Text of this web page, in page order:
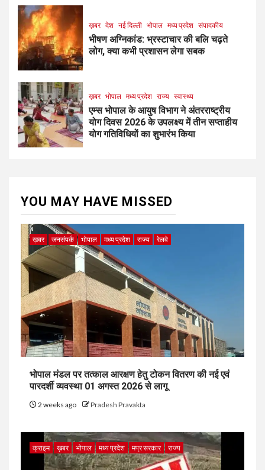
ख़बर देश नई दिल्ली भोपाल मध्य प्रदेश संपादकीय
भीषण अग्निकांड: भ्रस्टाचार की बलि चढ़ते
लोग, क्या कभी प्रशासन लेगा सबक
ख़बर भोपाल मध्य प्रदेश राज्य स्वास्थ्य
एम्स भोपाल के आयुष विभाग ने अंतरराष्ट्रीय
योग दिवस 2026 के उपलक्ष्य में तीन सप्ताहीय
योग गतिविधियों का शुभारंभ किया
YOU MAY HAVE MISSED
ख़बर जनसंपर्क भोपाल मध्य प्रदेश राज्य रेलवे
भोपाल मंडल पर तत्काल आरक्षण हेतु टोकन वितरण की नई एवं
पारदर्शी व्यवस्था 01 अगस्त 2026 से लागू
2 weeks ago Pradesh Pravakta
क्राइम ख़बर भोपाल मध्य प्रदेश मप्र सरकार राज्य